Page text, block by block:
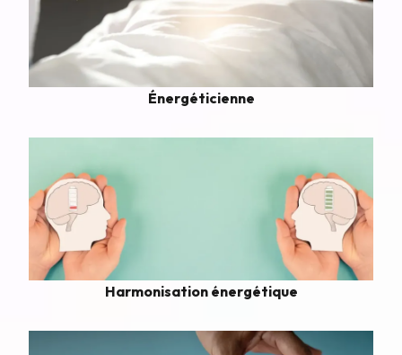
Énergéticienne
Harmonisation énergétique